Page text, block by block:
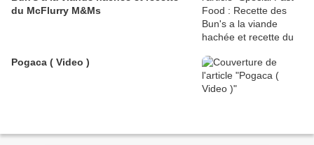
du McFlurry M&Ms
Pogaca ( Video )